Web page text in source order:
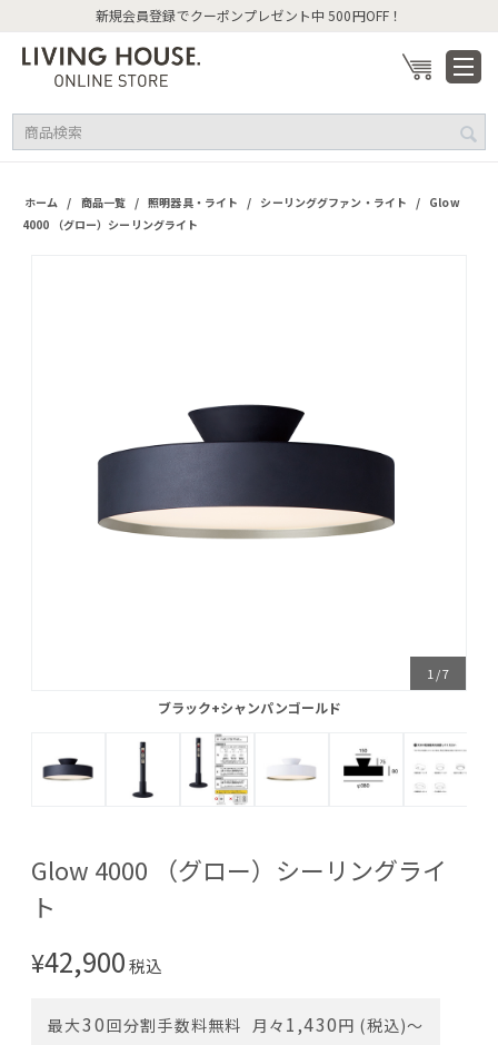
新規会員登録でクーポンプレゼント中 500円OFF！
ホーム / 商品一覧 / 照明器具・ライト / シーリンググファン・ライト / Glow
4000 （グロー）シーリングライト
ブラック+シャンパンゴールド
1 /7
ブラック+シャンパンゴールド
Glow 4000 （グロー）シーリングライ
ト
¥42,900税込
最大30回分割手数料無料 月々 1,430円 (税込)〜